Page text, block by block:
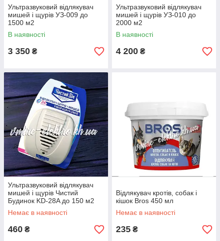
Ультразвуковий
відлякувач
УЗ-003 →
в приміщенні
площею до 150
м2.
Ультразвуковий
відлякувач
Застосовується в
площею до 250
Ультразвуковий
Підіб'ємо підсумок
Протягом багатьох років люди не знайшли на 100 % дієвий
метод позбавлення від докучливих "гадів", доводилося
мишоловки
і навіть небезпечні отрути і отрути. З року в рік необхідно
було витрачати гроші, час і нерви на знищення гризунів.
Купівля ультразвуку буде правильним вкладенням, адже
його можна використовувати в будь-який час,
в будь-якому місці і навіть ділитися на час з сусідами.
Ультразвуковий відлякувач
мишей і щурів УЗ-009 до
1500 м2
В наявності
3 350 ₴
Ультразвуковий відлякувач
мишей і щурів УЗ-010 до
2000 м2
В наявності
4 200 ₴
Ультразвуковий відлякувач
мишей і щурів Чистий
Будинок KD-28A до 150 м2
Немає в наявності
460 ₴
Відлякувач кротів, собак і
кішок Bros 450 мл
Немає в наявності
235 ₴